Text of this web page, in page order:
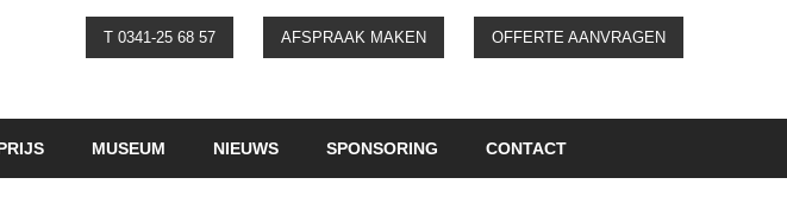
MUSEUM NIEUWS SPONSORING CONTACT
T 0341-25 68 57 AFSPRAAK MAKEN OFFERTE AANVRAGEN